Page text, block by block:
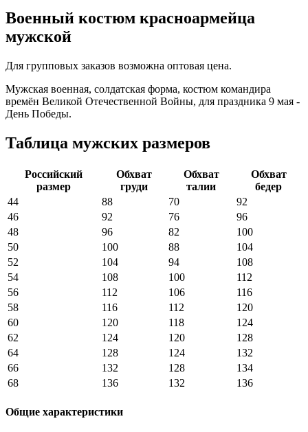
Военный костюм красноармейца
мужской
Для групповых заказов возможна оптовая цена.
Мужская военная, солдатская форма, костюм командира
времён Великой Отечественной Войны, для праздника 9 мая -
День Победы.
Таблица мужских размеров
Российский
размер
Обхват
груди
Обхват
талии
Обхват
бедер
44
88 70
92
46
92 76
96
48
96 82
100
50
100 88
104
52
104 94
108
54
108 100
112
56
112 106
116
58
116 112
120
60
120 118
124
62
124 120
128
64
128 124
132
66
132 128
134
68
136 132 136
Общие характеристики